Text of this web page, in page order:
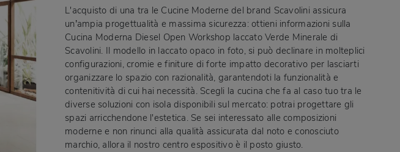
L'acquisto di una tra le Cucine Moderne del brand Scavolini assicura
un’ampia progettualità e massima sicurezza: ottieni informazioni sulla
Cucina Moderna Diesel Open Workshop laccato Verde Minerale di
Scavolini. Il modello in laccato opaco in foto, si può declinare in molteplici
configurazioni, cromie e finiture di forte impatto decorativo per lasciarti
organizzare lo spazio con razionalità, garantendoti la funzionalità e
contenitività di cui hai necessità. Scegli la cucina che fa al caso tuo tra le
diverse soluzioni con isola disponibili sul mercato: potrai progettare gli
spazi arricchendone l'estetica. Se sei interessato alle composizioni
moderne e non rinunci alla qualità assicurata dal noto e conosciuto
marchio, allora il nostro centro espositivo è il posto giusto.